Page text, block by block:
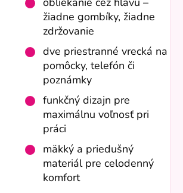
žiadne gombíky, žiadne
zdržovanie
dve priestranné vrecká na
pomôcky, telefón či
poznámky
funkčný dizajn pre
maximálnu voľnosť pri
práci
mäkký a priedušný
materiál pre celodenný
komfort